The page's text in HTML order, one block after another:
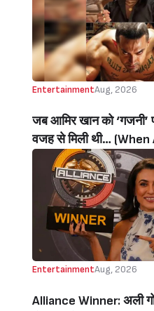
EntertainmentAug, 2026
जब आमिर खान को ‘गजनी’
वजह से मिली थी… (When
Got ‘Ghajini’ Because
Rawat)
EntertainmentAug, 2026
Alliance Winner: अली